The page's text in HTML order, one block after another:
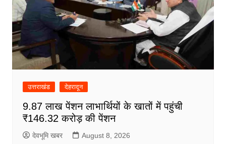
उत्तराखंड देहरादून
9.87 लाख पेंशन लाभार्थियों के खातों में पहुंची
₹146.32 करोड़ की पेंशन
देवभूमि खबर August 8, 2026